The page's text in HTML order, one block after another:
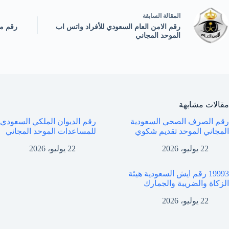
المقالة السابقة
رقم الامن العام السعودي للأفراد واتس اب
الموحد المجاني
رقم
مقالات مشابهة
رقم الصرف الصحي السعودية
المجاني الموحد تقديم شكوي
22 يوليو، 2026
رقم الديوان الملكي السعودي
للمساعدات الموحد المجاني
22 يوليو، 2026
19993 رقم ايش السعودية هيئة
الزكاة والضريبة والجمارك
22 يوليو، 2026